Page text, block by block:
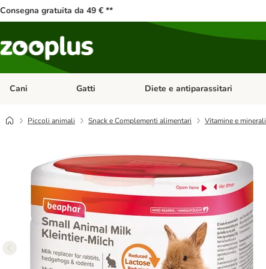
Consegna gratuita da 49 € **
Cani Apri Menu Categoria: Cani
Gatti Apri Menu Categoria: Gatti
Diete e antiparassitari
Piccoli animali Snack e Complementi alimentari Vitamine e minerali